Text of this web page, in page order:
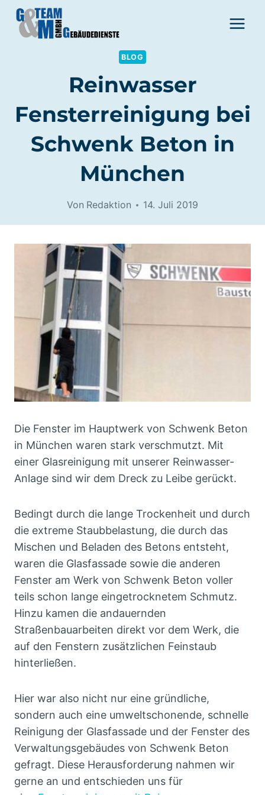
Zum
Inhalt
springen
BLOG
Reinwasser
Fensterreinigung bei
Schwenk Beton in
München
Von Redaktion 14. Juli 2019
Die Fenster im Hauptwerk von Schwenk Beton
in München waren stark verschmutzt. Mit
einer Glasreinigung mit unserer Reinwasser-
Anlage sind wir dem Dreck zu Leibe gerückt.
Bedingt durch die lange Trockenheit und durch
die extreme Staubbelastung, die durch das
Mischen und Beladen des Betons entsteht,
waren die Glasfassade sowie die anderen
Fenster am Werk von Schwenk Beton voller
teils schon lange eingetrocknetem Schmutz.
Hinzu kamen die andauernden
Straßenbauarbeiten direkt vor dem Werk, die
auf den Fenstern zusätzlichen Feinstaub
hinterließen.
Hier war also nicht nur eine gründliche,
sondern auch eine umweltschonende, schnelle
Reinigung der Glasfassade und der Fenster des
Verwaltungsgebäudes von Schwenk Beton
gefragt. Diese Herausforderung nahmen wir
gerne an und entschieden uns für